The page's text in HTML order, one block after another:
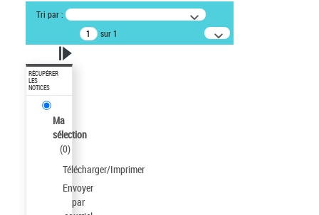
Tri par :
sur 1
RÉCUPÉRER
LES
NOTICES
Ma
sélection
(0)
Télécharger/Imprimer
Envoyer
par